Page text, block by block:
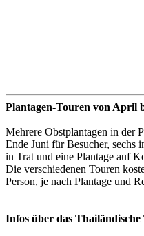
Plantagen-Touren von April
Mehrere Obstplantagen in der
Ende Juni für Besucher, sechs
in Trat und eine Plantage auf
Die verschiedenen Touren
Person, je nach Plantage und
Infos über das